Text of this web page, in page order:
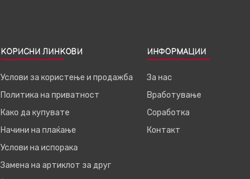
КОРИСНИ ЛИНКОВИ
Услови за користење и продажба
Политика на приватност
Како да купувате
Начини на плаќање
Услови на испорака
Замена на артиклот за друг
ИНФОРМАЦИИ
За нас
Вработување
Соработка
Контакт